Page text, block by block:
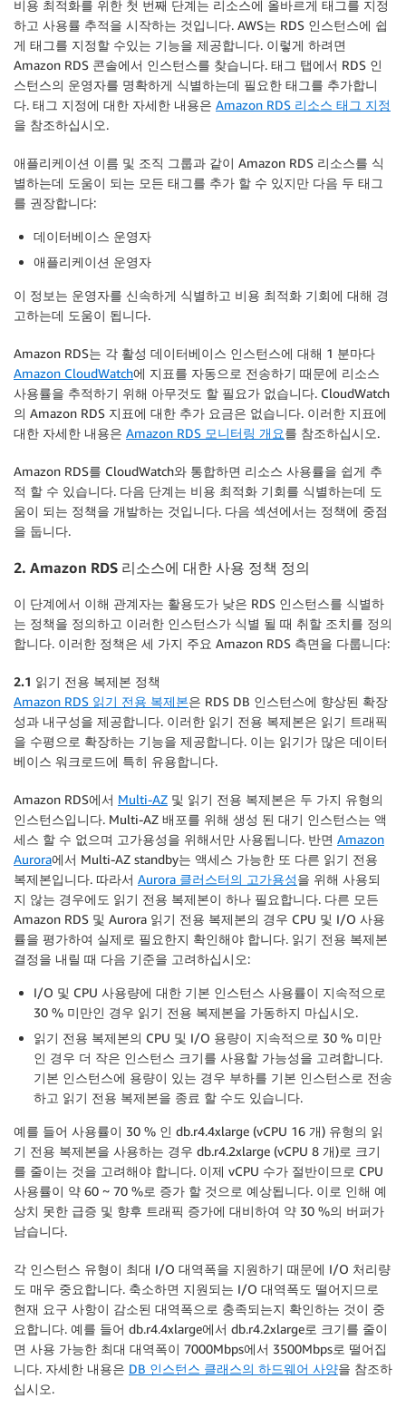
비용 최적화를 위한 첫 번째 단계는 리소스에 올바르게 태그를 지정
하고 사용률 추적을 시작하는 것입니다. AWS는 RDS 인스턴스에 쉽
게 태그를 지정할 수있는 기능을 제공합니다. 이렇게 하려면
Amazon RDS 콘솔에서 인스턴스를 찾습니다. 태그 탭에서 RDS 인
스턴스의 운영자를 명확하게 식별하는데 필요한 태그를 추가합니
다. 태그 지정에 대한 자세한 내용은 Amazon RDS 리소스 태그 지정
을 참조하십시오.
애플리케이션 이름 및 조직 그룹과 같이 Amazon RDS 리소스를 식
별하는데 도움이 되는 모든 태그를 추가 할 수 있지만 다음 두 태그
를 권장합니다:
데이터베이스 운영자
애플리케이션 운영자
이 정보는 운영자를 신속하게 식별하고 비용 최적화 기회에 대해 경
고하는데 도움이 됩니다.
Amazon RDS는 각 활성 데이터베이스 인스턴스에 대해 1 분마다
Amazon CloudWatch에 지표를 자동으로 전송하기 때문에 리소스
사용률을 추적하기 위해 아무것도 할 필요가 없습니다. CloudWatch
의 Amazon RDS 지표에 대한 추가 요금은 없습니다. 이러한 지표에
대한 자세한 내용은 Amazon RDS 모니터링 개요를 참조하십시오.
Amazon RDS를 CloudWatch와 통합하면 리소스 사용률을 쉽게 추
적 할 수 있습니다. 다음 단계는 비용 최적화 기회를 식별하는데 도
움이 되는 정책을 개발하는 것입니다. 다음 섹션에서는 정책에 중점
을 둡니다.
2. Amazon RDS 리소스에 대한 사용 정책 정의
이 단계에서 이해 관계자는 활용도가 낮은 RDS 인스턴스를 식별하
는 정책을 정의하고 이러한 인스턴스가 식별 될 때 취할 조치를 정의
합니다. 이러한 정책은 세 가지 주요 Amazon RDS 측면을 다룹니다:
2.1 읽기 전용 복제본 정책
Amazon RDS 읽기 전용 복제본은 RDS DB 인스턴스에 향상된 확장
성과 내구성을 제공합니다. 이러한 읽기 전용 복제본은 읽기 트래픽
을 수평으로 확장하는 기능을 제공합니다. 이는 읽기가 많은 데이터
베이스 워크로드에 특히 유용합니다.
Amazon RDS에서 Multi-AZ 및 읽기 전용 복제본은 두 가지 유형의
인스턴스입니다. Multi-AZ 배포를 위해 생성 된 대기 인스턴스는 액
세스 할 수 없으며 고가용성을 위해서만 사용됩니다. 반면 Amazon
Aurora에서 Multi-AZ standby는 액세스 가능한 또 다른 읽기 전용
복제본입니다. 따라서 Aurora 클러스터의 고가용성을 위해 사용되
지 않는 경우에도 읽기 전용 복제본이 하나 필요합니다. 다른 모든
Amazon RDS 및 Aurora 읽기 전용 복제본의 경우 CPU 및 I/O 사용
률을 평가하여 실제로 필요한지 확인해야 합니다. 읽기 전용 복제본
결정을 내릴 때 다음 기준을 고려하십시오:
I/O 및 CPU 사용량에 대한 기본 인스턴스 사용률이 지속적으로
30 % 미만인 경우 읽기 전용 복제본을 가동하지 마십시오.
읽기 전용 복제본의 CPU 및 I/O 용량이 지속적으로 30 % 미만
인 경우 더 작은 인스턴스 크기를 사용할 가능성을 고려합니다.
기본 인스턴스에 용량이 있는 경우 부하를 기본 인스턴스로 전송
하고 읽기 전용 복제본을 종료 할 수도 있습니다.
예를 들어 사용률이 30 % 인 db.r4.4xlarge (vCPU 16 개) 유형의 읽
기 전용 복제본을 사용하는 경우 db.r4.2xlarge (vCPU 8 개)로 크기
를 줄이는 것을 고려해야 합니다. 이제 vCPU 수가 절반이므로 CPU
사용률이 약 60 ~ 70 %로 증가 할 것으로 예상됩니다. 이로 인해 예
상치 못한 급증 및 향후 트래픽 증가에 대비하여 약 30 %의 버퍼가
남습니다.
각 인스턴스 유형이 최대 I/O 대역폭을 지원하기 때문에 I/O 처리량
도 매우 중요합니다. 축소하면 지원되는 I/O 대역폭도 떨어지므로
현재 요구 사항이 감소된 대역폭으로 충족되는지 확인하는 것이 중
요합니다. 예를 들어 db.r4.4xlarge에서 db.r4.2xlarge로 크기를 줄이
면 사용 가능한 최대 대역폭이 7000Mbps에서 3500Mbps로 떨어집
니다. 자세한 내용은 DB 인스턴스 클래스의 하드웨어 사양을 참조하
십시오.